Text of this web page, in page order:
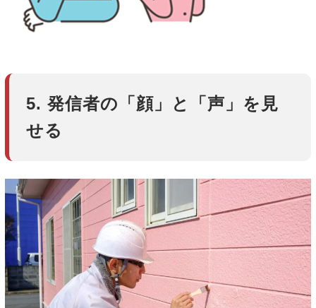
5. 発信者の「顔」と「声」を見
せる